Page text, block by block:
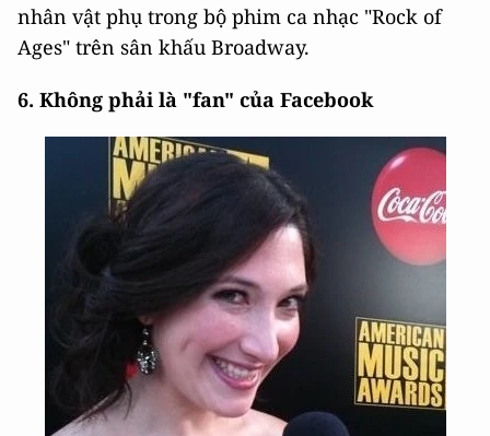
nhân vật phụ trong bộ phim ca nhạc "Rock of
Ages" trên sân khấu Broadway.
6. Không phải là "fan" của Facebook